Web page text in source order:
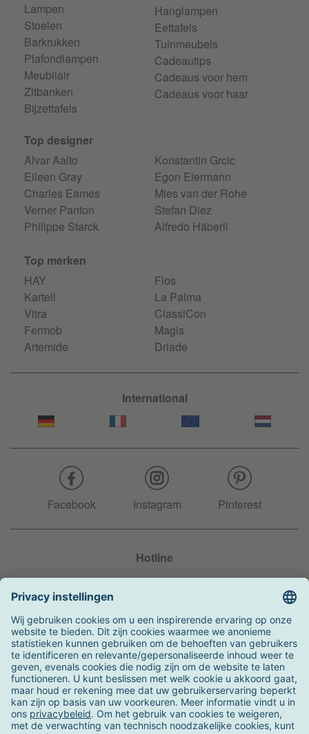
Lampen
Stoelen
Barkrukken
Plafondlampen
Meubilair
Zitbanken
Bijzettafels
Hanglampen
Eettafels
Tuinmeubels
Cadeautips
Cadeaus voor hem
Cadeaus voor haar
Top designer
Alvar Aalto
Eileen Gray
Charles Eames
Verner Panton
Philippe Starck
Konstantin Grcic
Egon Eiermann
Mies van der Rohe
Stefan Diez
Alfredo Häberli
Top merken
HAY
Kartell
Vitra
Fermob
Artemide
Flos
La Palma
ClassiCon
Magis
Driade
International
Facebook Instagram Pinterest
Hotline
Zo kunt u betalen
Verzending